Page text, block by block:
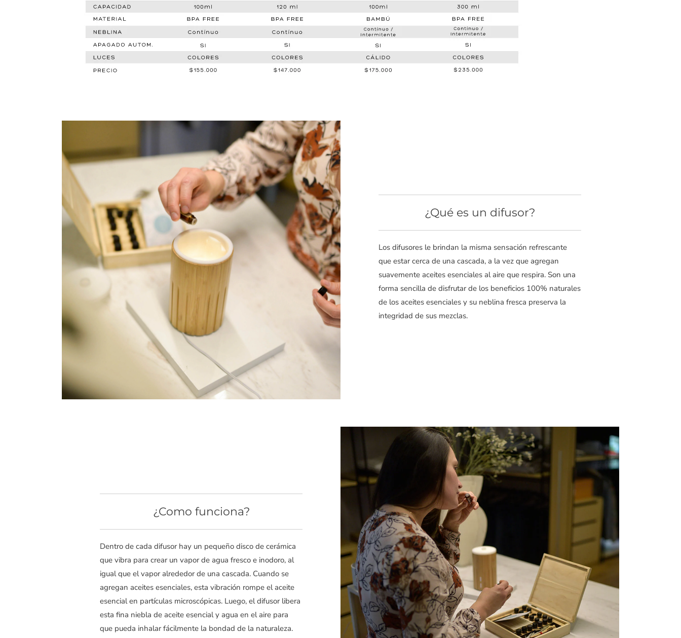
¿Qué es un difusor?
Los difusores le brindan la misma sensación refrescante
que estar cerca de una cascada, a la vez que agregan
suavemente aceites esenciales al aire que respira. Son una
forma sencilla de disfrutar de los beneficios 100% naturales
de los aceites esenciales y su neblina fresca preserva la
integridad de sus mezclas.
¿Como funciona?
Dentro de cada difusor hay un pequeño disco de cerámica
que vibra para crear un vapor de agua fresco e inodoro, al
igual que el vapor alrededor de una cascada. Cuando se
agregan aceites esenciales, esta vibración rompe el aceite
esencial en partículas microscópicas. Luego, el difusor libera
esta fina niebla de aceite esencial y agua en el aire para
que pueda inhalar fácilmente la bondad de la naturaleza.